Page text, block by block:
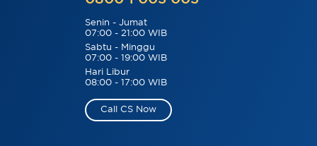
Senin - Jumat
07:00 - 21:00 WIB
Sabtu - Minggu
07:00 - 19:00 WIB
Hari Libur
08:00 - 17:00 WIB
Call CS Now